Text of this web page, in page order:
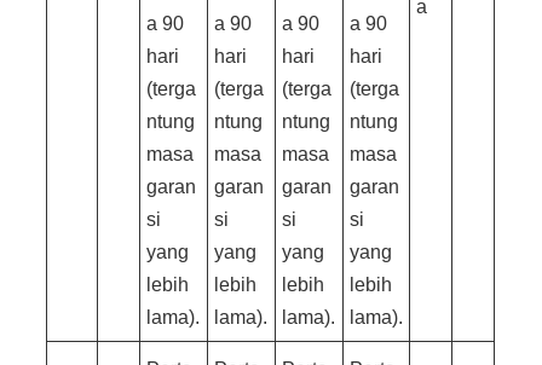
a 90
hari
(terga
ntung
masa
garan
si
yang
lebih
lama).
a 90
hari
(terga
ntung
masa
garan
si
yang
lebih
lama).
a 90
hari
(terga
ntung
masa
garan
si
yang
lebih
lama).
a 90
hari
(terga
ntung
masa
garan
si
yang
lebih
lama).
a